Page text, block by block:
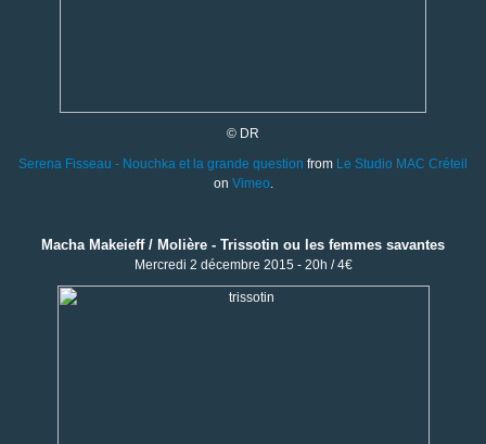
© DR
Serena Fisseau - Nouchka et la grande question from Le Studio MAC Créteil
on Vimeo.
Macha Makeieff / Molière - Trissotin ou les femmes savantes
Mercredi 2 décembre 2015 - 20h / 4€